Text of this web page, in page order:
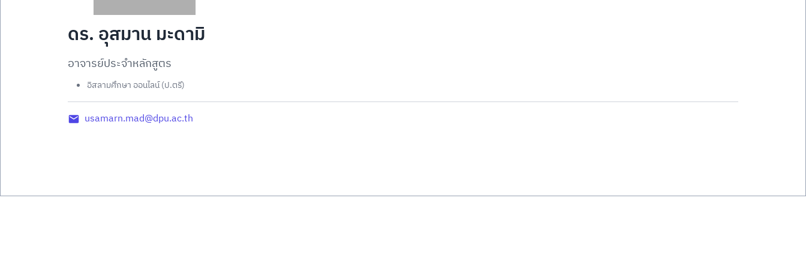
ดร. อุสมาน มะดามิ
อาจารย์ประจำหลักสูตร
อิสลามศึกษา ออนไลน์ (ป.ตรี)
usamarn.mad@dpu.ac.th